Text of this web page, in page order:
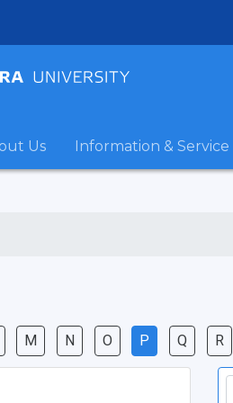
Us Information & Service
M N O P Q R